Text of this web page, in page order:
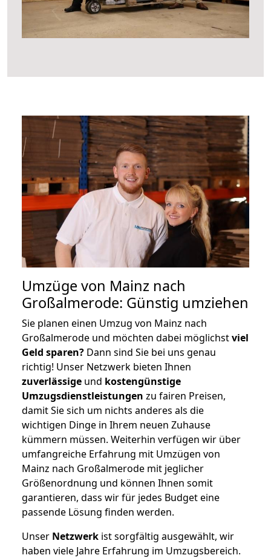
Umzüge von Mainz nach
Großalmerode: Günstig umziehen
Sie planen einen Umzug von Mainz nach
Großalmerode und möchten dabei möglichstviel
Geld sparen? Dann sind Sie bei uns genau
richtig! Unser Netzwerk bieten Ihnen
zuverlässige und kostengünstige
Umzugsdienstleistungen zu fairen Preisen,
damit Sie sich um nichts anderes als die
wichtigen Dinge in Ihrem neuen Zuhause
kümmern müssen. Weiterhin verfügen wir über
umfangreiche Erfahrung mit Umzügen von
Mainz nach Großalmerode mit jeglicher
Größenordnung und können Ihnen somit
garantieren, dass wir für jedes Budget eine
passende Lösung finden werden.
Unser Netzwerk ist sorgfältig ausgewählt, wir
haben viele Jahre Erfahrung im Umzugsbereich.